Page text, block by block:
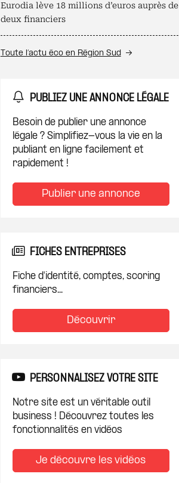
Eurodia lève 18 millions d’euros auprès de
deux financiers
Toute l’actu éco en Région Sud
PUBLIEZ UNE ANNONCE LÉGALE
Besoin de publier une annonce
légale ? Simplifiez-vous la vie en la
publiant en ligne facilement et
rapidement !
Publier une annonce
FICHES ENTREPRISES
Fiche d'identité, comptes, scoring
financiers...
Découvrir
PERSONNALISEZ VOTRE SITE
Notre site est un véritable outil
business ! Découvrez toutes les
fonctionnalités en vidéos
Je découvre les vidéos